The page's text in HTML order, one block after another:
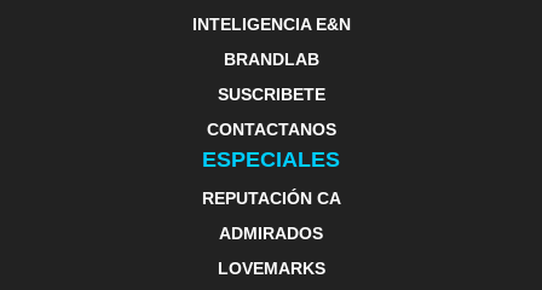
INTELIGENCIA E&N
BRANDLAB
SUSCRIBETE
CONTACTANOS
ESPECIALES
REPUTACIÓN CA
ADMIRADOS
LOVEMARKS